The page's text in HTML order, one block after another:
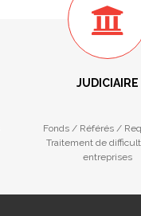
JUDICIAIRE
Fonds / Référés /
Traitement de
entreprises